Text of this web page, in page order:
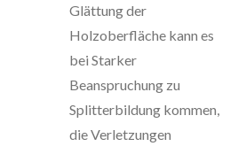
Glättung der
Holzoberfläche kann es
bei Starker
Beanspruchung zu
Splitterbildung kommen,
die Verletzungen